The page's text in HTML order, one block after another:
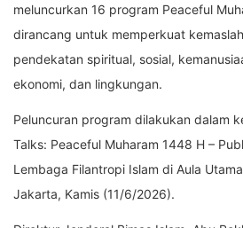
meluncurkan 16 program Peaceful
dirancang untuk memperkuat
pendekatan spiritual, sosial,
ekonomi, dan lingkungan.
Peluncuran program dilakukan dalam
Talks: Peaceful Muharam 1448 H –
Lembaga Filantropi Islam di Aula
Jakarta, Kamis (11/6/2026).